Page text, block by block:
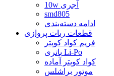
10w آجری
smd805
ادامه دسته‌بندی
قطعات ربات پروازی
فریم کواد کوپتر
باتری Li-Po
کواد کوپتر آماده
موتور براشلس